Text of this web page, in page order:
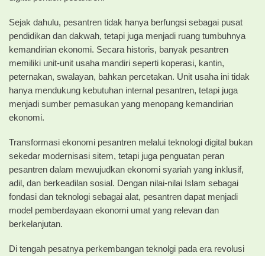
Sejak dahulu, pesantren tidak hanya berfungsi sebagai pusat
pendidikan dan dakwah, tetapi juga menjadi ruang tumbuhnya
kemandirian ekonomi. Secara historis, banyak pesantren
memiliki unit-unit usaha mandiri seperti koperasi, kantin,
peternakan, swalayan, bahkan percetakan. Unit usaha ini tidak
hanya mendukung kebutuhan internal pesantren, tetapi juga
menjadi sumber pemasukan yang menopang kemandirian
ekonomi.
Transformasi ekonomi pesantren melalui teknologi digital bukan
sekedar modernisasi sitem, tetapi juga penguatan peran
pesantren dalam mewujudkan ekonomi syariah yang inklusif,
adil, dan berkeadilan sosial. Dengan nilai-nilai Islam sebagai
fondasi dan teknologi sebagai alat, pesantren dapat menjadi
model pemberdayaan ekonomi umat yang relevan dan
berkelanjutan.
Di tengah pesatnya perkembangan teknolgi pada era revolusi